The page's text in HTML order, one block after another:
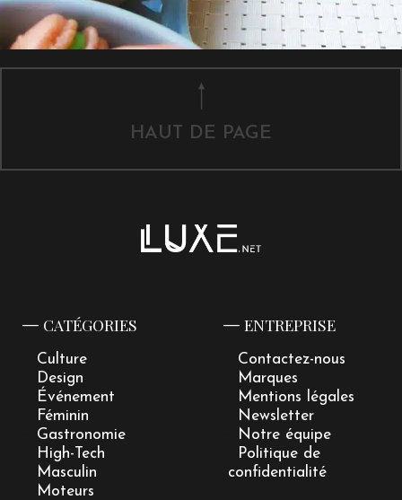
HAUT DE PAGE
CATÉGORIES
Culture
Design
Événement
Féminin
Gastronomie
High-Tech
Masculin
Moteurs
ENTREPRISE
Contactez-nous
Marques
Mentions légales
Newsletter
Notre équipe
Politique de
confidentialité